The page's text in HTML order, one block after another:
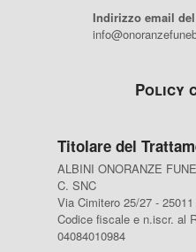
Indirizzo email
Policy
Titolare del
ALBINI ONORANZE
C. SNC
Via Cimitero 25/27 -
Codice fiscale e n.iscr. al
04084010984